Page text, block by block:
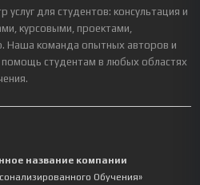
для студентов: консультация и
курсовыми, проектами,
Наша команда опытных авторов и
помощь студентам в любых областях
название компании
Обучения»